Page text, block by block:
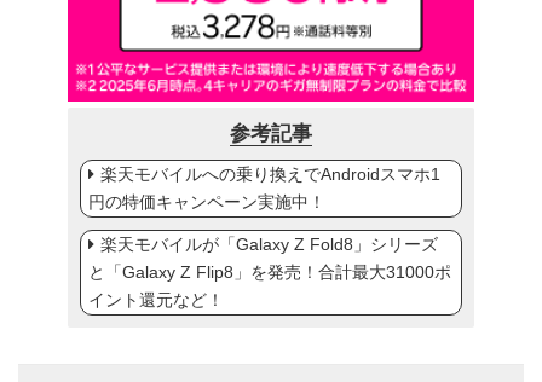
参考記事
楽天モバイルへの乗り換えでAndroidスマホ1
円の特価キャンペーン実施中！
楽天モバイルが「Galaxy Z Fold8」シリーズ
と「Galaxy Z Flip8」を発売！合計最大31000ポ
イント還元など！